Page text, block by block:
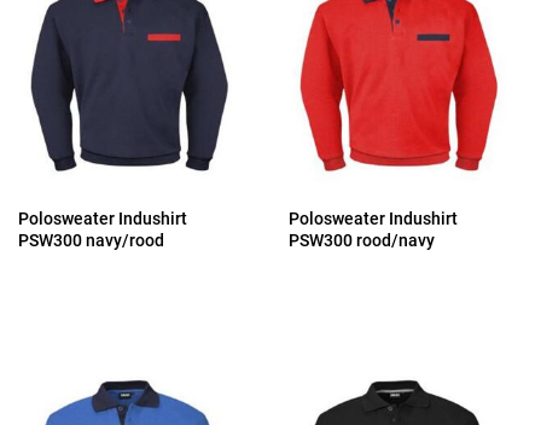
Polosweater Indushirt
PSW300 navy/rood
Polosweater Indushirt
PSW300 rood/navy